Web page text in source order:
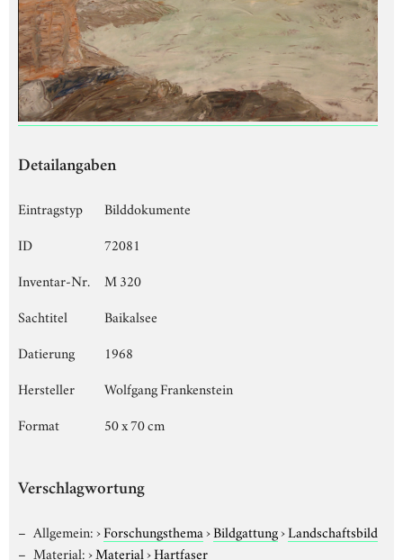
Detailangaben
Eintragstyp
Bilddokumente
ID
72081
Inventar-Nr.
M 320
Sachtitel
Baikalsee
Datierung
1968
Hersteller
Wolfgang Frankenstein
Format
50 x 70 cm
Verschlagwortung
Allgemein:›Forschungsthema›Bildgattung›Landschaftsbild
Material:›Material›Hartfaser